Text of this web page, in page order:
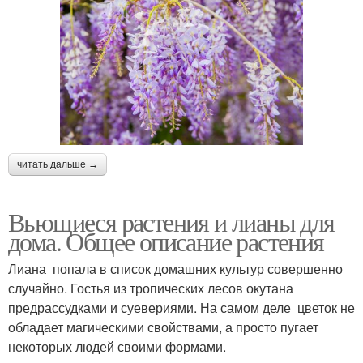
читать дальше →
Вьющиеся растения и лианы для
дома. Общее описание растения
Лиана попала в список домашних культур совершенно
случайно. Гостья из тропических лесов окутана
предрассудками и суевериями. На самом деле цветок не
обладает магическими свойствами, а просто пугает
некоторых людей своими формами.